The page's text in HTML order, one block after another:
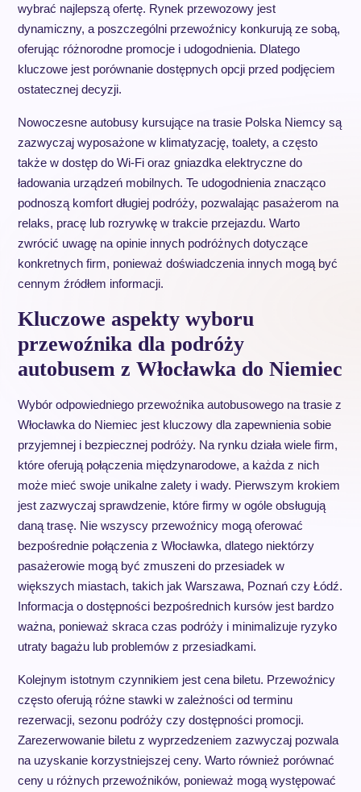
wybrać najlepszą ofertę. Rynek przewozowy jest
dynamiczny, a poszczególni przewoźnicy konkurują ze sobą,
oferując różnorodne promocje i udogodnienia. Dlatego
kluczowe jest porównanie dostępnych opcji przed podjęciem
ostatecznej decyzji.
Nowoczesne autobusy kursujące na trasie Polska Niemcy są
zazwyczaj wyposażone w klimatyzację, toalety, a często
także w dostęp do Wi-Fi oraz gniazdka elektryczne do
ładowania urządzeń mobilnych. Te udogodnienia znacząco
podnoszą komfort długiej podróży, pozwalając pasażerom na
relaks, pracę lub rozrywkę w trakcie przejazdu. Warto
zwrócić uwagę na opinie innych podróżnych dotyczące
konkretnych firm, ponieważ doświadczenia innych mogą być
cennym źródłem informacji.
Kluczowe aspekty wyboru
przewoźnika dla podróży
autobusem z Włocławka do Niemiec
Wybór odpowiedniego przewoźnika autobusowego na trasie z
Włocławka do Niemiec jest kluczowy dla zapewnienia sobie
przyjemnej i bezpiecznej podróży. Na rynku działa wiele firm,
które oferują połączenia międzynarodowe, a każda z nich
może mieć swoje unikalne zalety i wady. Pierwszym krokiem
jest zazwyczaj sprawdzenie, które firmy w ogóle obsługują
daną trasę. Nie wszyscy przewoźnicy mogą oferować
bezpośrednie połączenia z Włocławka, dlatego niektórzy
pasażerowie mogą być zmuszeni do przesiadek w
większych miastach, takich jak Warszawa, Poznań czy Łódź.
Informacja o dostępności bezpośrednich kursów jest bardzo
ważna, ponieważ skraca czas podróży i minimalizuje ryzyko
utraty bagażu lub problemów z przesiadkami.
Kolejnym istotnym czynnikiem jest cena biletu. Przewoźnicy
często oferują różne stawki w zależności od terminu
rezerwacji, sezonu podróży czy dostępności promocji.
Zarezerwowanie biletu z wyprzedzeniem zazwyczaj pozwala
na uzyskanie korzystniejszej ceny. Warto również porównać
ceny u różnych przewoźników, ponieważ mogą występować